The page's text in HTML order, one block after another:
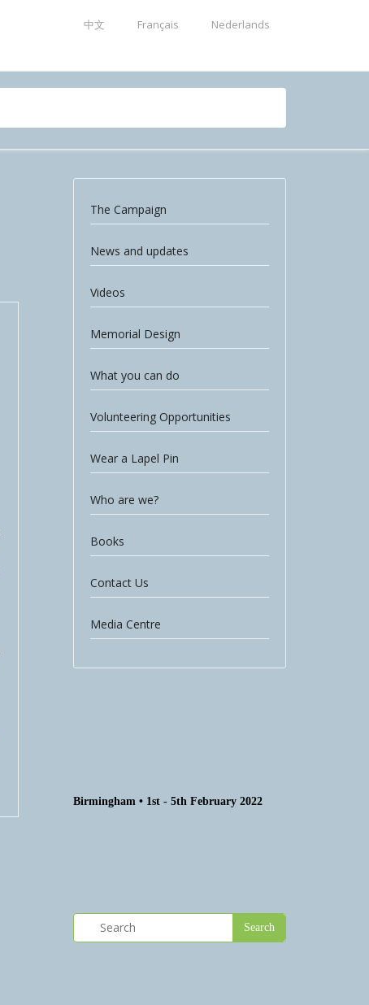
中文 Français Nederlands
The Campaign
News and updates
Videos
Memorial Design
What you can do
Volunteering Opportunities
Wear a Lapel Pin
Who are we?
Books
Contact Us
Media Centre
Birmingham • 1st - 5th February 2022